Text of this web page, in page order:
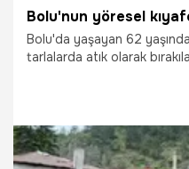
Bolu'da yaşayan 62
tarlalarda atık olarak
tutmuş yöresel
geleneksel kültürü
asil bir sanat disipliniyle